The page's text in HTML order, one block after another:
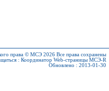
права © МСЭ 2026 Все права сохранены
: Координатор Web-страницы МСЭ-R
Обновлено : 2013-01-30